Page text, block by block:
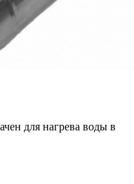
для нагрева воды в